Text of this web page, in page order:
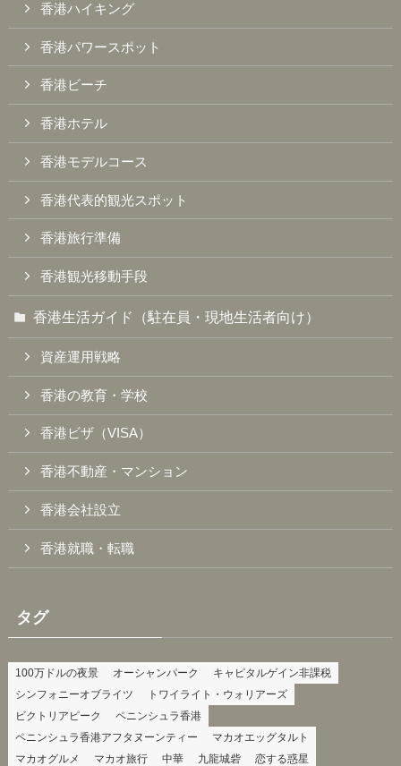
香港ハイキング
香港パワースポット
香港ビーチ
香港ホテル
香港モデルコース
香港代表的観光スポット
香港旅行準備
香港観光移動手段
香港生活ガイド（駐在員・現地生活者向け）
資産運用戦略
香港の教育・学校
香港ビザ（VISA）
香港不動産・マンション
香港会社設立
香港就職・転職
タグ
100万ドルの夜景 オーシャンパーク
キャピタルゲイン非課税
シンフォニーオブライツ
トワイライト・ウォリアーズ
ビクトリアピーク
ペニンシュラ香港
ペニンシュラ香港アフタヌーンティー
マカオエッグタルト
マカオグルメ
マカオ旅行 中華 九龍城砦 恋する惑星